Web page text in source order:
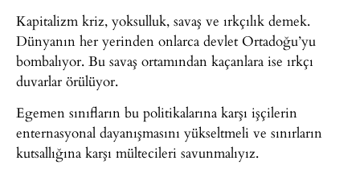
Kapitalizm kriz, yoksulluk, savaş ve ırkçılık demek.
Dünyanın her yerinden onlarca devlet Ortadoğu’yu
bombalıyor. Bu savaş ortamından kaçanlara ise ırkçı
duvarlar örülüyor.
Egemen sınıfların bu politikalarına karşı işçilerin
enternasyonal dayanışmasını yükseltmeli ve sınırların
kutsallığına karşı mültecileri savunmalıyız.